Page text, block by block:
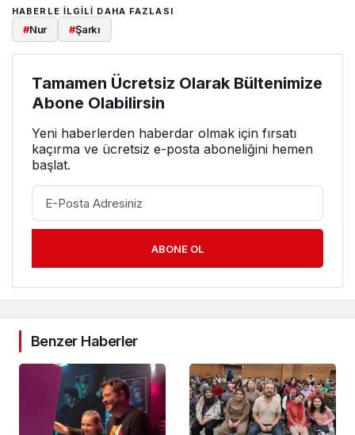
HABERLE ILGILI DAHA FAZLASI
#Nur #Şarkı
Tamamen Ücretsiz Olarak Bültenimize
Abone Olabilirsin
Yeni haberlerden haberdar olmak için fırsatı
kaçırma ve ücretsiz e-posta aboneliğini hemen
başlat.
ABONE OL
Benzer Haberler